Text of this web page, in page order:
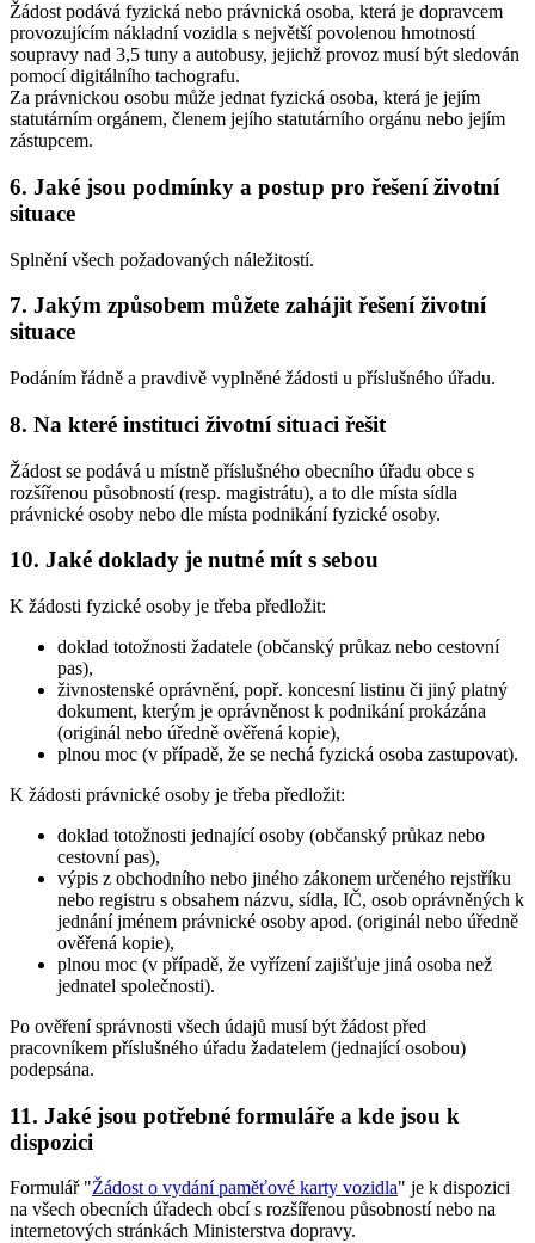
Žádost podává fyzická nebo právnická osoba, která je dopravcem
provozujícím nákladní vozidla s největší povolenou hmotností
soupravy nad 3,5 tuny a autobusy, jejichž provoz musí být sledován
pomocí digitálního tachografu.
Za právnickou osobu může jednat fyzická osoba, která je jejím
statutárním orgánem, členem jejího statutárního orgánu nebo jejím
zástupcem.
6. Jaké jsou podmínky a postup pro řešení životní
situace
Splnění všech požadovaných náležitostí.
7. Jakým způsobem můžete zahájit řešení životní
situace
Podáním řádně a pravdivě vyplněné žádosti u příslušného úřadu.
8. Na které instituci životní situaci řešit
Žádost se podává u místně příslušného obecního úřadu obce s
rozšířenou působností (resp. magistrátu), a to dle místa sídla
právnické osoby nebo dle místa podnikání fyzické osoby.
10. Jaké doklady je nutné mít s sebou
K žádosti fyzické osoby je třeba předložit:
doklad totožnosti žadatele (občanský průkaz nebo cestovní
pas),
živnostenské oprávnění, popř. koncesní listinu či jiný platný
dokument, kterým je oprávněnost k podnikání prokázána
(originál nebo úředně ověřená kopie),
plnou moc (v případě, že se nechá fyzická osoba zastupovat).
K žádosti právnické osoby je třeba předložit:
doklad totožnosti jednající osoby (občanský průkaz nebo
cestovní pas),
výpis z obchodního nebo jiného zákonem určeného rejstříku
nebo registru s obsahem názvu, sídla, IČ, osob oprávněných k
jednání jménem právnické osoby apod. (originál nebo úředně
ověřená kopie),
plnou moc (v případě, že vyřízení zajišťuje jiná osoba než
jednatel společnosti).
Po ověření správnosti všech údajů musí být žádost před
pracovníkem příslušného úřadu žadatelem (jednající osobou)
podepsána.
11. Jaké jsou potřebné formuláře a kde jsou k
dispozici
Formulář "Žádost o vydání paměťové karty vozidla" je k dispozici
na všech obecních úřadech obcí s rozšířenou působností nebo na
internetových stránkách Ministerstva dopravy.